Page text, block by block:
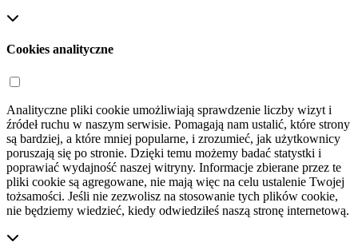
Cookies analityczne
Analityczne pliki cookie umożliwiają sprawdzenie liczby wizyt i
źródeł ruchu w naszym serwisie. Pomagają nam ustalić, które strony
są bardziej, a które mniej popularne, i zrozumieć, jak użytkownicy
poruszają się po stronie. Dzięki temu możemy badać statystki i
poprawiać wydajność naszej witryny. Informacje zbierane przez te
pliki cookie są agregowane, nie mają więc na celu ustalenie Twojej
tożsamości. Jeśli nie zezwolisz na stosowanie tych plików cookie,
nie będziemy wiedzieć, kiedy odwiedziłeś naszą stronę internetową.